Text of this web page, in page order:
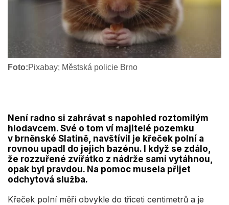
Foto:Pixabay; Městská policie Brno
Není radno si zahrávat s napohled roztomilým
hlodavcem. Své o tom ví majitelé pozemku
v brněnské Slatině, navštívil je křeček polní a
rovnou upadl do jejich bazénu. I když se zdálo,
že rozzuřené zvířátko z nádrže sami vytáhnou,
opak byl pravdou. Na pomoc musela přijet
odchytová služba.
Křeček polní měří obvykle do třiceti centimetrů a je